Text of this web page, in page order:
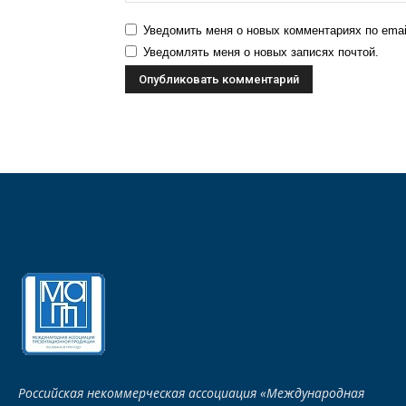
Уведомить меня о новых комментариях по
Уведомлять меня о новых записях почтой.
Российская некоммерческая ассоциация «Международная